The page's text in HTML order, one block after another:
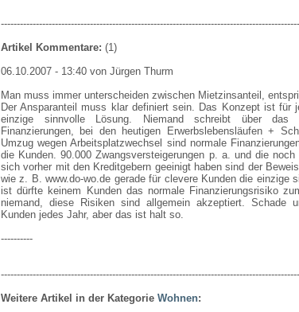
Artikel Kommentare: (1)
06.10.2007 - 13:40 von Jürgen Thurm
Man muss immer unterscheiden zwischen Mietzinsanteil,
Der Ansparanteil muss klar definiert sein. Das Konzept ist für
einzige sinnvolle Lösung. Niemand schreibt über das
Finanzierungen, bei den heutigen Erwerbslebensläufen +
Umzug wegen Arbeitsplatzwechsel sind normale
die Kunden. 90.000 Zwangsversteigerungen p. a. und die
sich vorher mit den Kreditgebern geeinigt haben sind der
wie z. B. www.do-wo.de gerade für clevere Kunden die einzige
ist dürfte keinem Kunden das normale Finanzierungsrisiko
niemand, diese Risiken sind allgemein akzeptiert. Schade
Kunden jedes Jahr, aber das ist halt so.
----------
Weitere Artikel in der Kategorie Wohnen: